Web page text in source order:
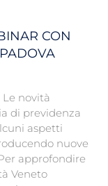
CON
novità
di previdenza
aspetti
nuove
approfondire
Veneto